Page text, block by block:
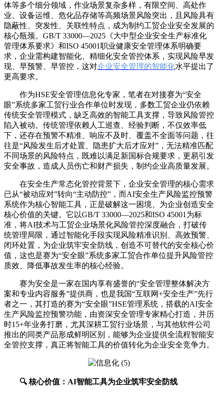
体等多个细分领域，作业场景复杂多样，有限空间、高处作
业、设备运维、危化品存储等高频场景风险突出，且风险具有
隐蔽性、突发性、关联性特点，成为制约工贸企业安全发展的
核心瓶颈。GB/T 33000—2025《大中型企业安全生产标准化
管理体系要求》和ISO 45001职业健康安全管理体系明确要
求，企业需构建智能化、精细化安全管控体系，实现风险早发
现、早预警、早管控，这对企业安全管理的智能化水平提出了
更高要求。
作为HSE安全管理信息化专家，笔者在对接赛为“安全
眼”系统多家工贸行业合作单位时发现，多数工贸企业仍依赖
传统安全管理模式，缺乏高效的智能工具支撑，导致风险管控
陷入被动。传统管理依赖人工巡查、经验判断，不仅效率低
下，还存在预警不精准、响应不及时、覆盖不全面等问题，往
往是“风险发生后才处置、隐患扩大后才应对”，无法精准匹配
不同场景的风险特点，既难以满足新国标合规要求，更易引发
安全事故，造成人员伤亡和财产损失，制约企业高质量发展。
在安全生产常态化管控背景下，企业安全管理的核心需求
已从“被动应对”转向“主动防控”，而AI安全生产风险监控预警
系统作为核心智能工具，正是破解这一困境、为企业创造安全
核心价值的关键。它以GB/T 33000—2025和ISO 45001为标
准，将AI技术与工贸企业场景化风险管控深度融合，打破传
统管理局限，通过智能化手段实现风险精准识别、高效预警、
闭环处置，为企业筑牢安全防线，创造不可替代的安全核心价
值，这也是赛为“安全眼”系统多家工贸合作单位提升风险管控
质效、降低事故发生率的核心经验。
赛为安全是一家在国内享有盛誉的“安全管理整体解决方
案和专业内容服务”提供商，也是我国“互联网+安全生产”先行
者之一，其打造的赛为“安全眼”HSE管理系统，搭载的AI安全
生产风险监控预警功能，由资深安全管理专家精心打造，并历
时15+年业务打磨，尤其深耕工贸行业场景，与其他软件公司
推出的同类产品形成鲜明区别，能够为企业提供全流程智能安
全管控支撑，真正将智能工具的价值转化为企业安全竞争力。
🔍 核心价值：AI智能工具为企业筑牢安全防线